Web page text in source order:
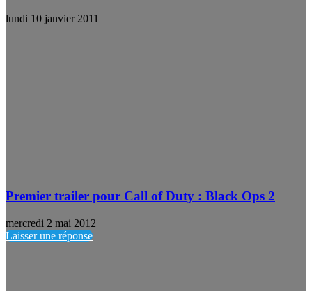
lundi 10 janvier 2011
Premier trailer pour Call of Duty : Black Ops 2
mercredi 2 mai 2012
Laisser une réponse